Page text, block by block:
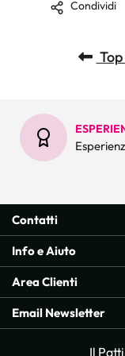
Condividi
Contatti
Info e Aiuto
Area Clienti
Email Newsletter
Il